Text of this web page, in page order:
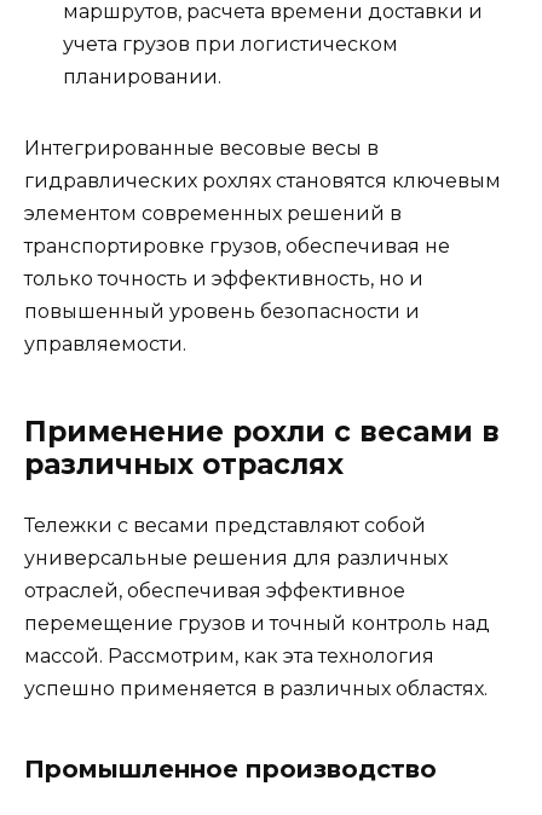
маршрутов, расчета времени доставки и
учета грузов при логистическом
планировании.
Интегрированные весовые весы в
гидравлических рохлях становятся ключевым
элементом современных решений в
транспортировке грузов, обеспечивая не
только точность и эффективность, но и
повышенный уровень безопасности и
управляемости.
Применение рохли с весами в
различных отраслях
Тележки с весами представляют собой
универсальные решения для различных
отраслей, обеспечивая эффективное
перемещение грузов и точный контроль над
массой. Рассмотрим, как эта технология
успешно применяется в различных областях.
Промышленное производство